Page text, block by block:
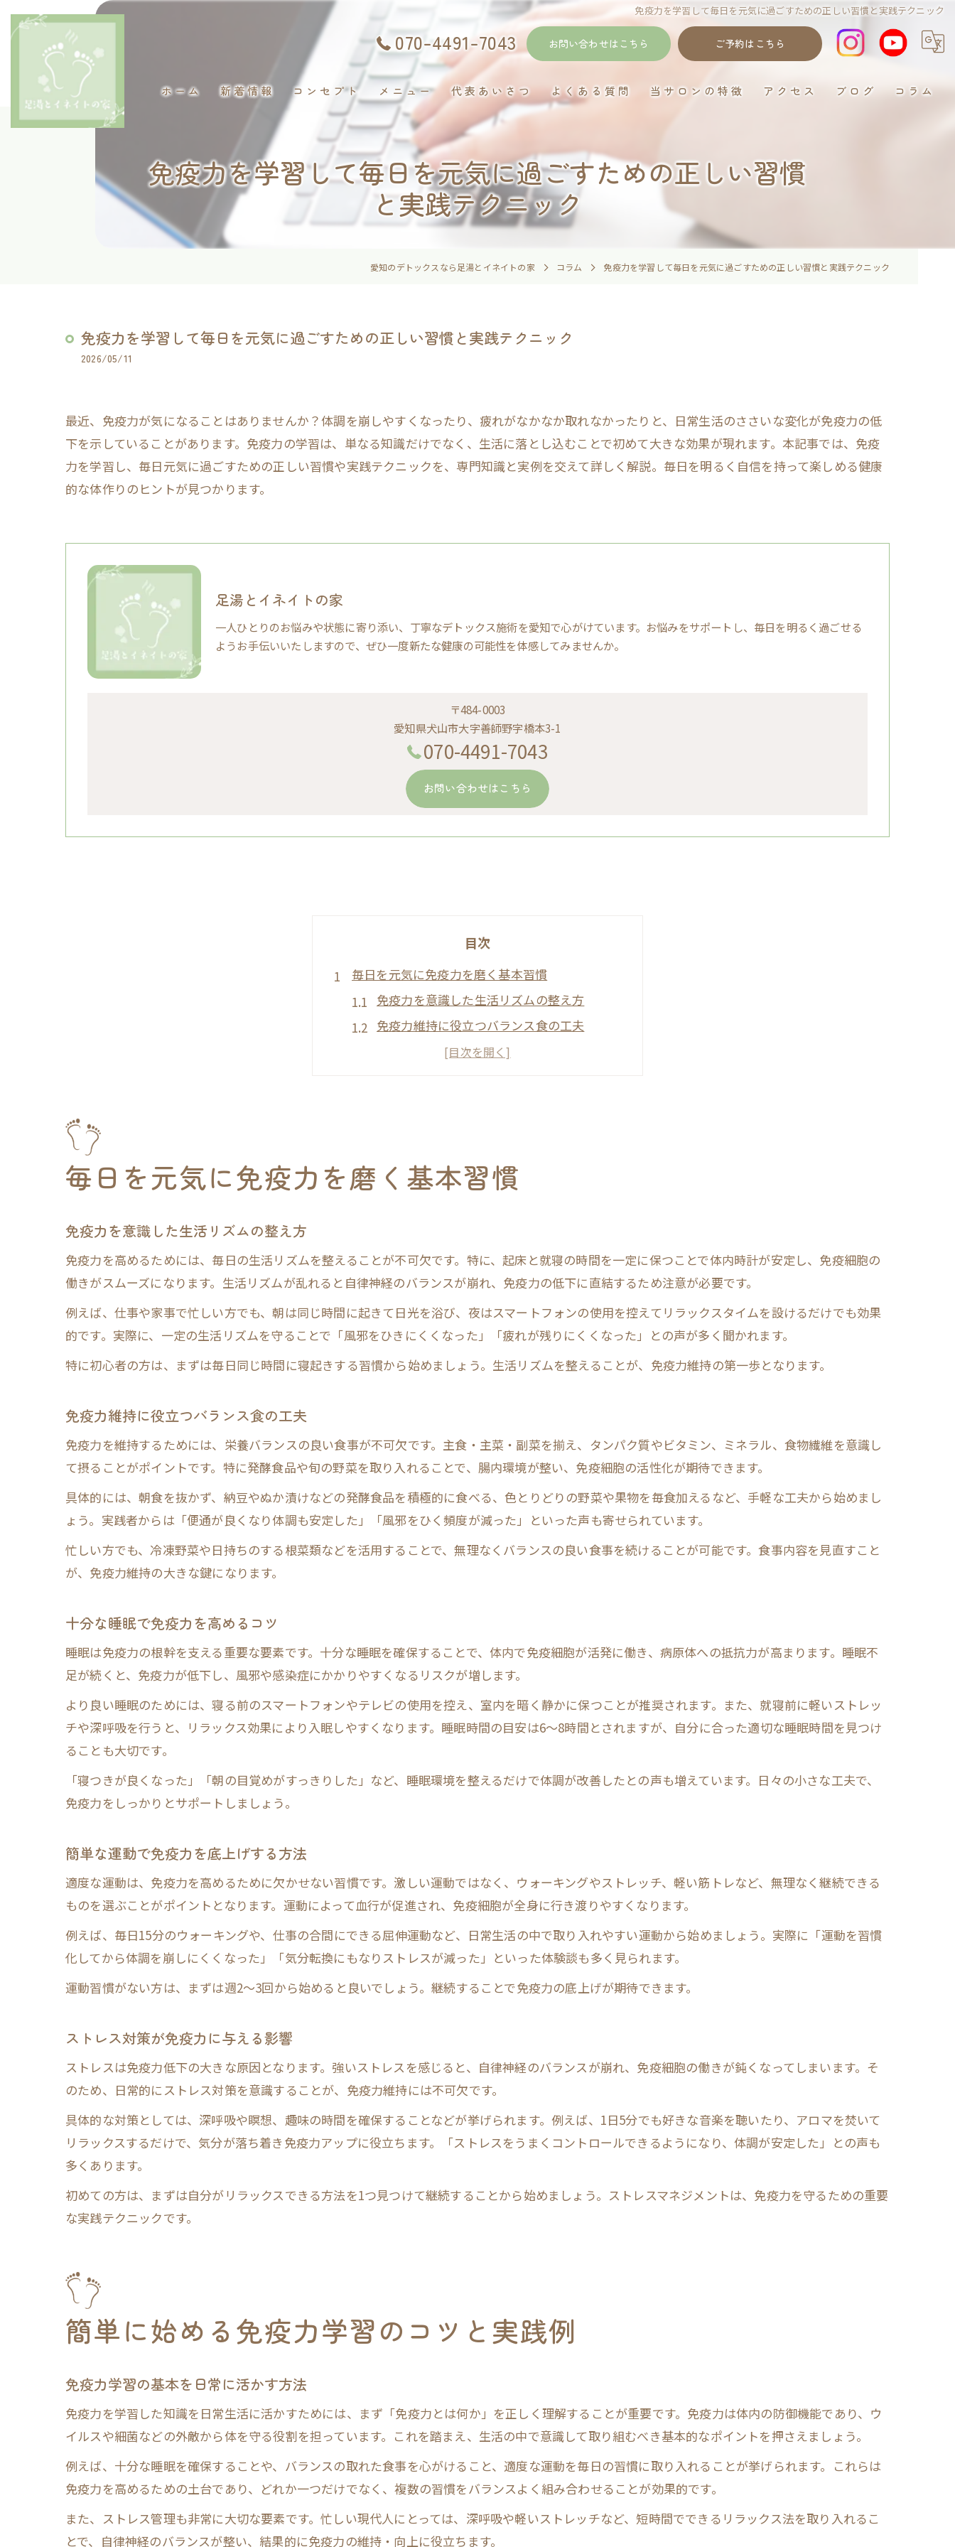
免疫力を学習して毎日を元気に過ごすための正しい習慣と実践テクニック
070-4491-7043 お問い合わせはこちら ご予約はこちら
ホーム 新着情報 コンセプト メニュー 代表あいさつ よくある質問 当サロンの特徴
ゴットクリーナー
イネイト活性
アクセス ブログ コラム
免疫力を学習して毎日を元気に過ごすための正しい習慣
と実践テクニック
愛知のデトックスなら足湯とイネイトの家 コラム 免疫力を学習して毎日を元気に過ごすための正しい習慣と実践テクニック
免疫力を学習して毎日を元気に過ごすための正しい習慣と実践テクニック
2026/05/11
最近、免疫力が気になることはありませんか？体調を崩しやすくなったり、疲れがなかなか取れなかったりと、日常生活のささいな変化が免疫力の低
下を示していることがあります。免疫力の学習は、単なる知識だけでなく、生活に落とし込むことで初めて大きな効果が現れます。本記事では、免疫
力を学習し、毎日元気に過ごすための正しい習慣や実践テクニックを、専門知識と実例を交えて詳しく解説。毎日を明るく自信を持って楽しめる健康
的な体作りのヒントが見つかります。
足湯とイネイトの家
一人ひとりのお悩みや状態に寄り添い、丁寧なデトックス施術を愛知で心がけています。お悩みをサポートし、毎日を明るく過ごせる
ようお手伝いいたしますので、ぜひ一度新たな健康の可能性を体感してみませんか。
〒484-0003
愛知県犬山市大字善師野字橋本3-1
070-4491-7043
お問い合わせはこちら
目次
毎日を元気に免疫力を磨く基本習慣
免疫力を意識した生活リズムの整え方
免疫力維持に役立つバランス食の工夫
十分な睡眠で免疫力を高めるコツ
毎日続けられる免疫力強化の実践例
免疫力を高める情報の見極め方
免疫力が強い人の特徴を日常に活かす方法
免疫力が強い人の共通習慣を取り入れる
腸内環境を整えて免疫力を高める秘訣
適度な運動が免疫力に与えるメリット
免疫力低下のサインを見抜くためのポイント
免疫力低下時に現れる体調変化の特徴
肌や腸の不調から免疫力の状態を知る
免疫力サインを日々セルフチェックする方法
水分補給と免疫力の意外な関係とは
簡単運動で免疫力と疲労回復を両立する
免疫力を上げる食材選びのポイント
毎日を元気に免疫力を磨く基本習慣
免疫力を意識した生活リズムの整え方
免疫力を高めるためには、毎日の生活リズムを整えることが不可欠です。特に、起床と就寝の時間を一定に保つことで体内時計が安定し、免疫細胞の
働きがスムーズになります。生活リズムが乱れると自律神経のバランスが崩れ、免疫力の低下に直結するため注意が必要です。
例えば、仕事や家事で忙しい方でも、朝は同じ時間に起きて日光を浴び、夜はスマートフォンの使用を控えてリラックスタイムを設けるだけでも効果
的です。実際に、一定の生活リズムを守ることで「風邪をひきにくくなった」「疲れが残りにくくなった」との声が多く聞かれます。
特に初心者の方は、まずは毎日同じ時間に寝起きする習慣から始めましょう。生活リズムを整えることが、免疫力維持の第一歩となります。
免疫力維持に役立つバランス食の工夫
免疫力を維持するためには、栄養バランスの良い食事が不可欠です。主食・主菜・副菜を揃え、タンパク質やビタミン、ミネラル、食物繊維を意識し
て摂ることがポイントです。特に発酵食品や旬の野菜を取り入れることで、腸内環境が整い、免疫細胞の活性化が期待できます。
具体的には、朝食を抜かず、納豆やぬか漬けなどの発酵食品を積極的に食べる、色とりどりの野菜や果物を毎食加えるなど、手軽な工夫から始めまし
ょう。実践者からは「便通が良くなり体調も安定した」「風邪をひく頻度が減った」といった声も寄せられています。
忙しい方でも、冷凍野菜や日持ちのする根菜類などを活用することで、無理なくバランスの良い食事を続けることが可能です。食事内容を見直すこと
が、免疫力維持の大きな鍵になります。
十分な睡眠で免疫力を高めるコツ
睡眠は免疫力の根幹を支える重要な要素です。十分な睡眠を確保することで、体内で免疫細胞が活発に働き、病原体への抵抗力が高まります。睡眠不
足が続くと、免疫力が低下し、風邪や感染症にかかりやすくなるリスクが増します。
より良い睡眠のためには、寝る前のスマートフォンやテレビの使用を控え、室内を暗く静かに保つことが推奨されます。また、就寝前に軽いストレッ
チや深呼吸を行うと、リラックス効果により入眠しやすくなります。睡眠時間の目安は6〜8時間とされますが、自分に合った適切な睡眠時間を見つけ
ることも大切です。
「寝つきが良くなった」「朝の目覚めがすっきりした」など、睡眠環境を整えるだけで体調が改善したとの声も増えています。日々の小さな工夫で、
免疫力をしっかりとサポートしましょう。
簡単な運動で免疫力を底上げする方法
適度な運動は、免疫力を高めるために欠かせない習慣です。激しい運動ではなく、ウォーキングやストレッチ、軽い筋トレなど、無理なく継続できる
ものを選ぶことがポイントとなります。運動によって血行が促進され、免疫細胞が全身に行き渡りやすくなります。
例えば、毎日15分のウォーキングや、仕事の合間にできる屈伸運動など、日常生活の中で取り入れやすい運動から始めましょう。実際に「運動を習慣
化してから体調を崩しにくくなった」「気分転換にもなりストレスが減った」といった体験談も多く見られます。
運動習慣がない方は、まずは週2〜3回から始めると良いでしょう。継続することで免疫力の底上げが期待できます。
ストレス対策が免疫力に与える影響
ストレスは免疫力低下の大きな原因となります。強いストレスを感じると、自律神経のバランスが崩れ、免疫細胞の働きが鈍くなってしまいます。そ
のため、日常的にストレス対策を意識することが、免疫力維持には不可欠です。
具体的な対策としては、深呼吸や瞑想、趣味の時間を確保することなどが挙げられます。例えば、1日5分でも好きな音楽を聴いたり、アロマを焚いて
リラックスするだけで、気分が落ち着き免疫力アップに役立ちます。「ストレスをうまくコントロールできるようになり、体調が安定した」との声も
多くあります。
初めての方は、まずは自分がリラックスできる方法を1つ見つけて継続することから始めましょう。ストレスマネジメントは、免疫力を守るための重要
な実践テクニックです。
簡単に始める免疫力学習のコツと実践例
免疫力学習の基本を日常に活かす方法
免疫力を学習した知識を日常生活に活かすためには、まず「免疫力とは何か」を正しく理解することが重要です。免疫力は体内の防御機能であり、ウ
イルスや細菌などの外敵から体を守る役割を担っています。これを踏まえ、生活の中で意識して取り組むべき基本的なポイントを押さえましょう。
例えば、十分な睡眠を確保することや、バランスの取れた食事を心がけること、適度な運動を毎日の習慣に取り入れることが挙げられます。これらは
免疫力を高めるための土台であり、どれか一つだけでなく、複数の習慣をバランスよく組み合わせることが効果的です。
また、ストレス管理も非常に大切な要素です。忙しい現代人にとっては、深呼吸や軽いストレッチなど、短時間でできるリラックス法を取り入れるこ
とで、自律神経のバランスが整い、結果的に免疫力の維持・向上に役立ちます。